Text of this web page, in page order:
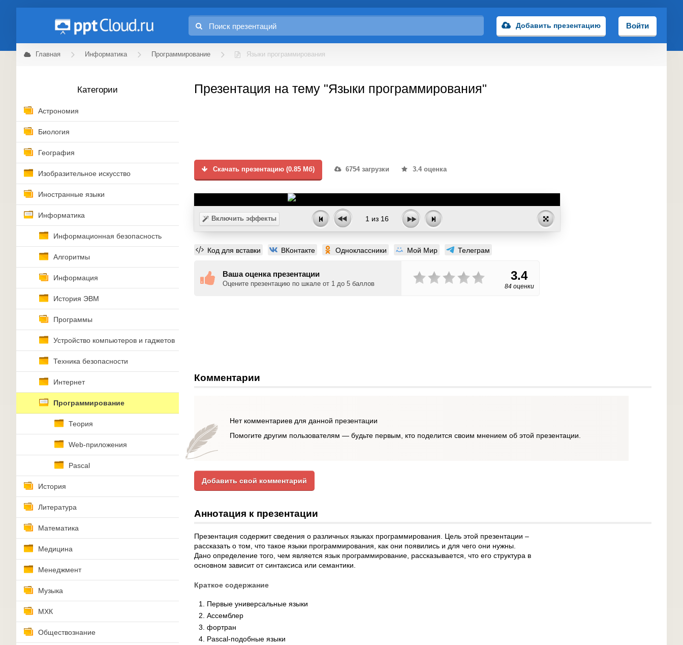
Добавить презентацию Войти
Главная Информатика Программирование Языки программирования
Категории
Астрономия
Биология
География
Изобразительное искусство
Иностранные языки
Информатика
Информационная безопасность
Алгоритмы
Информация
История ЭВМ
Программы
Устройство компьютеров и гаджетов
Техника безопасности
Интернет
Программирование
Теория
Web-приложения
Pascal
История
Литература
Математика
Медицина
Менеджмент
Музыка
МХК
Обществознание
Презентация на тему "Языки программирования"
Скачать презентацию (0.85 Мб) 6754 загрузки 3.4 оценка
Включить эффекты 1 из 16
Код для вставки ВКонтакте Одноклассники Мой Мир Телеграм
Ваша оценка презентации
Оцените презентацию по шкале от 1 до 5 баллов
3.4
84 оценки
Комментарии
Нет комментариев для данной презентации
Помогите другим пользователям — будьте первым, кто поделится своим мнением об этой презентации.
Добавить свой комментарий
Аннотация к презентации
Презентация содержит сведения о различных языках программирования. Цель этой презентации –
рассказать о том, что такое языки программирования, как они появились и для чего они нужны.
Дано определение того, чем является язык программирование, рассказывается, что его структура в
основном зависит от синтаксиса или семантики.
Краткое содержание
Первые универсальные языки
Ассемблер
фортран
Pascal-подобные языки